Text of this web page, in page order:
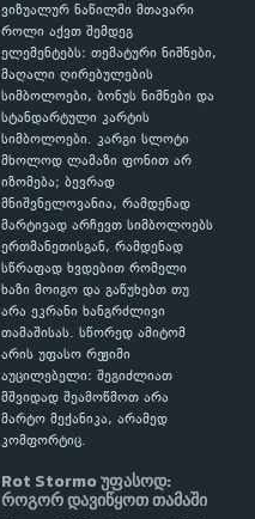
ვიზუალურ ნაწილში მთავარი
როლი აქვთ შემდეგ
ელემენტებს: თემატური ნიშნები,
მაღალი ღირებულების
სიმბოლოები, ბონუს ნიშნები და
სტანდარტული კარტის
სიმბოლოები. კარგი სლოტი
მხოლოდ ლამაზი ფონით არ
იზომება; ბევრად
მნიშვნელოვანია, რამდენად
მარტივად არჩევთ სიმბოლოებს
ერთმანეთისგან, რამდენად
სწრაფად ხვდებით რომელი
ხაზი მოიგო და გაწუხებთ თუ
არა ეკრანი ხანგრძლივი
თამაშისას. სწორედ ამიტომ
არის უფასო რეჟიმი
აუცილებელი: შეგიძლიათ
მშვიდად შეამოწმოთ არა
მარტო მექანიკა, არამედ
კომფორტიც.
Rot Stormo უფასოდ:
როგორ დავიწყოთ თამაში